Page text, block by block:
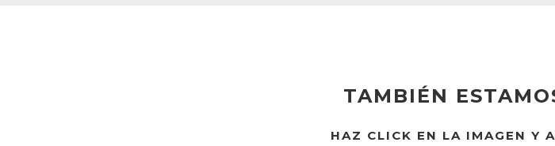
TAMBIÉN
HAZ CLICK EN LA IMAGEN Y